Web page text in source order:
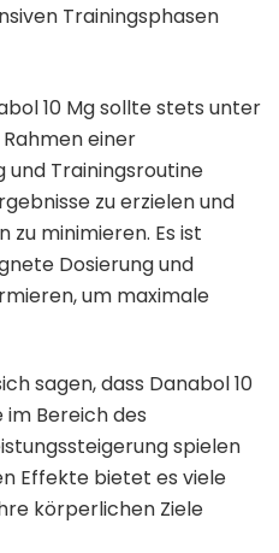
Trainingsphasen
10 Mg sollte stets unter
einer
und Trainingsroutine
zu erzielen und
zu minimieren. Es ist
Dosierung und
um maximale
sagen, dass Danabol 10
im Bereich des
spielen
Effekte bietet es viele
körperlichen Ziele